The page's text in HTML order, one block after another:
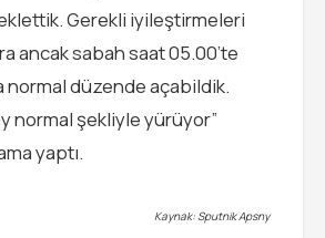
Gerekli iyileştirmeleri
ancak sabah saat 05.00’te
normal düzende açabildik.
normal şekliyle yürüyor”
yaptı.
Kaynak: Sputnik Apsny